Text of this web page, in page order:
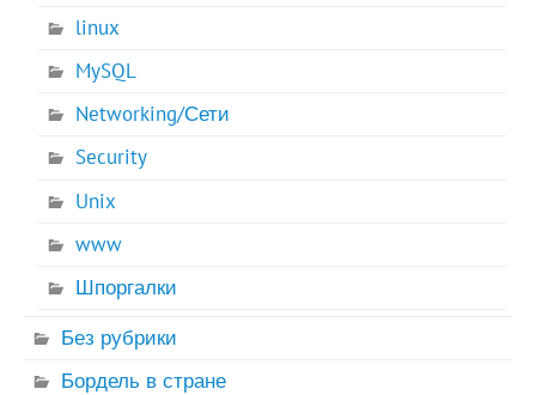
linux
MySQL
Networking/Сети
Security
Unix
www
Шпоргалки
Без рубрики
Бордель в стране